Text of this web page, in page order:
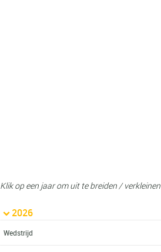
Klik op een jaar om uit te breiden / verkleinen
2026
Wedstrijd